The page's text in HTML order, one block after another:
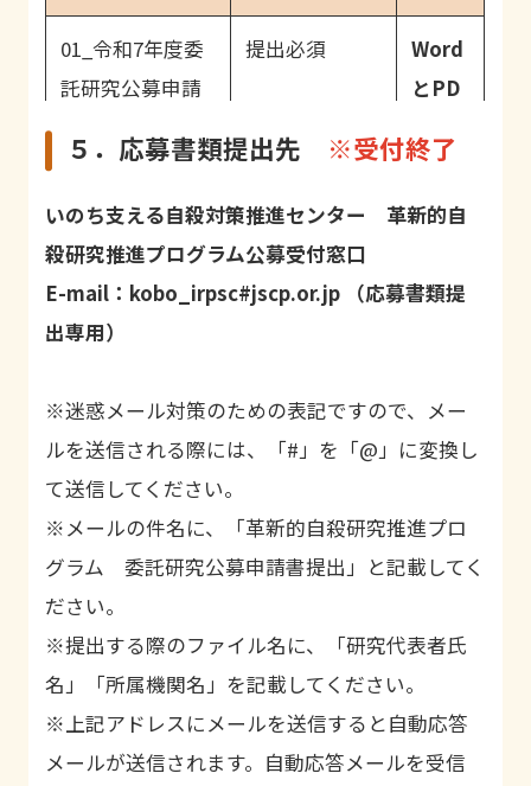
01_令和7年度委
託研究公募申請
書）
提出必須
Word
とPD
方
02_経費等内訳・
項目申請書（研
究代表者）
提出必須 Excel
項目申請書（研
究分担者）
対して研究費
の配分を行う
分を予定して
いる研究分担
出。
５．応募書類提出先 ※受付終了
いのち支える自殺対策推進センター 革新的自
殺研究推進プログラム公募受付窓口
E-mail：kobo_irpsc#jscp.or.jp （応募書類提
出専用）
※迷惑メール対策のための表記ですので、メー
ルを送信される際には、「#」を「@」に変換し
て送信してください。
※メールの件名に、「革新的自殺研究推進プロ
グラム 委託研究公募申請書提出」と記載してく
ださい。
※提出する際のファイル名に、「研究代表者氏
名」「所属機関名」を記載してください。
※上記アドレスにメールを送信すると自動応答
メールが送信されます。自動応答メールを受信